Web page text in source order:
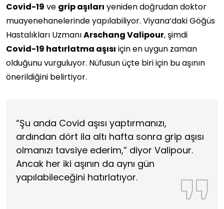
Covid-19 ve grip aşıları yeniden doğrudan doktor
muayenehanelerinde yapılabiliyor. Viyana’daki Göğüs
Hastalıkları UzmanıArschang Valipour, şimdi
Covid-19 hatırlatma aşısı için en uygun zaman
olduğunu vurguluyor. Nüfusun üçte biri için bu aşının
önerildiğini belirtiyor.
“Şu anda Covid aşısı yaptırmanızı,
ardından dört ila altı hafta sonra grip aşısı
olmanızı tavsiye ederim,” diyor Valipour.
Ancak her iki aşının da aynı gün
yapılabileceğini hatırlatıyor.